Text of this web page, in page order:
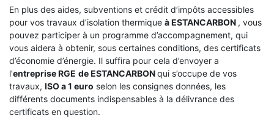
En plus des aides, subventions et crédit d’impôts accessibles
pour vos travaux d’isolation thermique à ESTANCARBON , vous
pouvez participer à un programme d’accompagnement, qui
vous aidera à obtenir, sous certaines conditions, des certificats
d’économie d’énergie. Il suffira pour cela d’envoyer a
l’entreprise RGE de ESTANCARBONqui s’occupe de vos
travaux, ISO a 1 euro selon les consignes données, les
différents documents indispensables à la délivrance des
certificats en question.